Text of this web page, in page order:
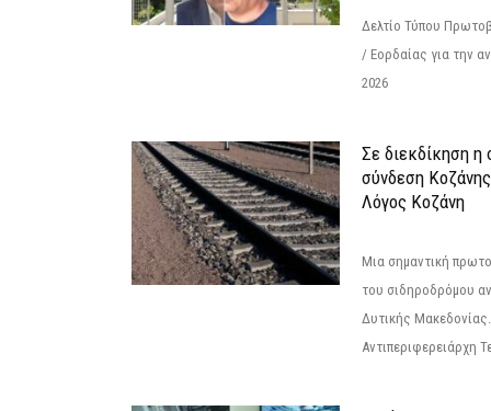
Δελτίο Τύπου
/ Εορδαίας για την
2026
Σε διεκδίκηση η
σύνδεση
Λόγος Κοζάνη
Μια σημαντική
του σιδηροδρόμου
Δυτικής
Αντιπεριφερειάρχη